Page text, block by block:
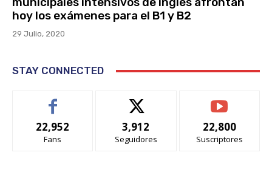
hoy los exámenes para el B1 y B2
29 Julio, 2020
STAY CONNECTED
22,952
Fans
3,912
Seguidores
22,800
Suscriptores